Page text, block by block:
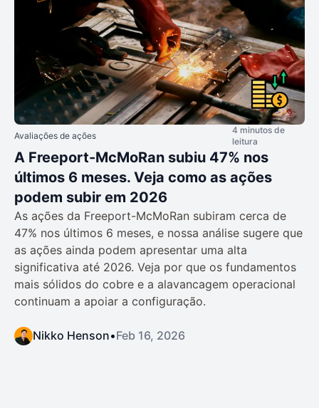
Avaliações de ações
4 minutos de
leitura
A Freeport-McMoRan subiu 47% nos
últimos 6 meses. Veja como as ações
podem subir em 2026
As ações da Freeport-McMoRan subiram cerca de
47% nos últimos 6 meses, e nossa análise sugere que
as ações ainda podem apresentar uma alta
significativa até 2026. Veja por que os fundamentos
mais sólidos do cobre e a alavancagem operacional
continuam a apoiar a configuração.
Nikko Henson•Feb 16, 2026